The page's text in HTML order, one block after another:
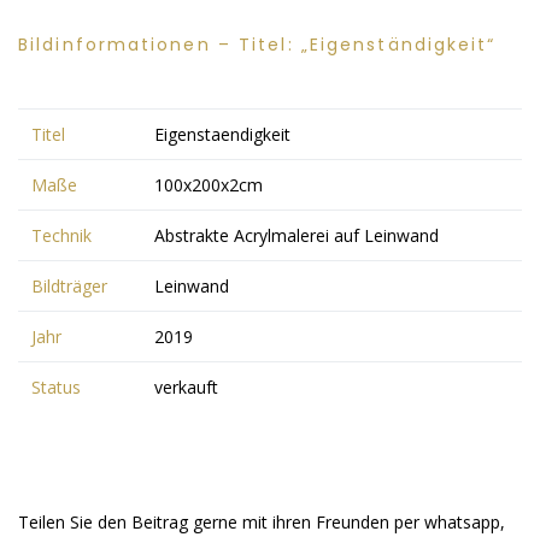
Bildinformationen – Titel: „Eigenständigkeit“
Titel Eigenstaendigkeit
Maße 100x200x2cm
Technik Abstrakte Acrylmalerei auf Leinwand
Bildträger Leinwand
Jahr 2019
Status verkauft
Teilen Sie den Beitrag gerne mit ihren Freunden per whatsapp,